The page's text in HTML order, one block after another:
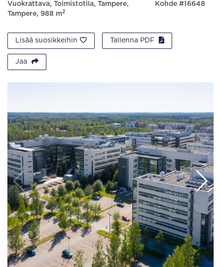
Vuokrattava, Toimistotila, Tampere,
Tampere, 988 m2
Kohde #16648
Lisää suosikkeihin Tallenna PDF
Jaa